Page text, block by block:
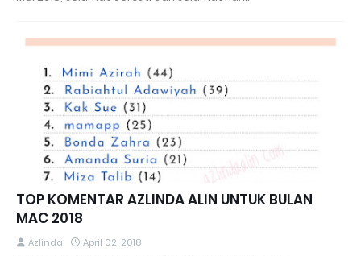
TOP KOMENTAR AZLINDA ALIN UNTUK BULAN
MAC 2018
Azlinda April 02, 2018